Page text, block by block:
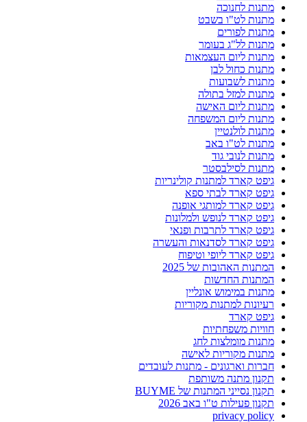
מתנות לחנוכה
מתנות לט"ו בשבט
מתנות לפורים
מתנות לל"ג בעומר
מתנות ליום העצמאות
מתנות כחול לבן
מתנות לשבועות
מתנות למזל בתולה
מתנות ליום האישה
מתנות ליום המשפחה
מתנות לולנטיין
מתנות לט"ו באב
מתנות לנובי גוד
מתנות לסילבסטר
גיפט קארד למתנות קולינריות
גיפט קארד לבתי ספא
גיפט קארד למותגי אופנה
גיפט קארד לנופש ולמלונות
גיפט קארד לתרבות ופנאי
גיפט קארד לסדנאות והעשרה
גיפט קארד ליופי וטיפוח
המתנות האהובות של 2025
המתנות החדשות
מתנות במימוש אונליין
רעיונות למתנות מקוריות
גיפט קארד
חוויות משפחתיות
מתנות מומלצות לחג
מתנות מקוריות לאישה
חברות וארגונים - מתנות לעובדים
תקנון מתנה משותפת
תקנון נסייני המתנות של BUYME
תקנון פעילות ט"ו באב 2026
privacy policy